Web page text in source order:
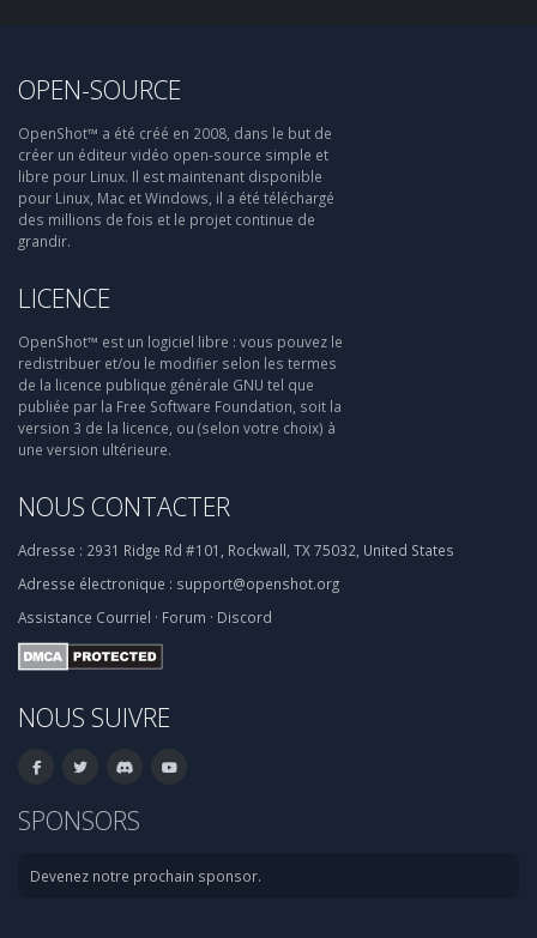
OPEN-SOURCE
OpenShot™ a été créé en 2008, dans le but de
créer un éditeur vidéo open-source simple et
libre pour Linux. Il est maintenant disponible
pour Linux, Mac et Windows, il a été téléchargé
des millions de fois et le projet continue de
grandir.
LICENCE
OpenShot™ est un logiciel libre : vous pouvez le
redistribuer et/ou le modifier selon les termes
de la licence publique générale GNU tel que
publiée par la Free Software Foundation, soit la
version 3 de la licence, ou (selon votre choix) à
une version ultérieure.
NOUS CONTACTER
Adresse : 2931 Ridge Rd #101, Rockwall, TX 75032, United States
Adresse électronique : support@openshot.org
Assistance Courriel · Forum · Discord
NOUS SUIVRE
SPONSORS
Devenez notre prochain sponsor.